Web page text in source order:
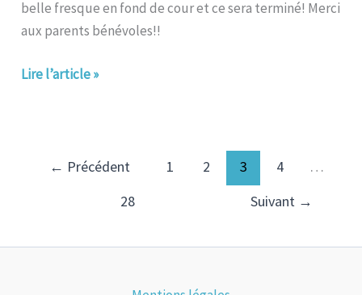
belle fresque en fond de cour et ce sera terminé! Merci
aux parents bénévoles!!
Lire l’article »
← Précédent 1 2 3 4
…
28
Suivant →